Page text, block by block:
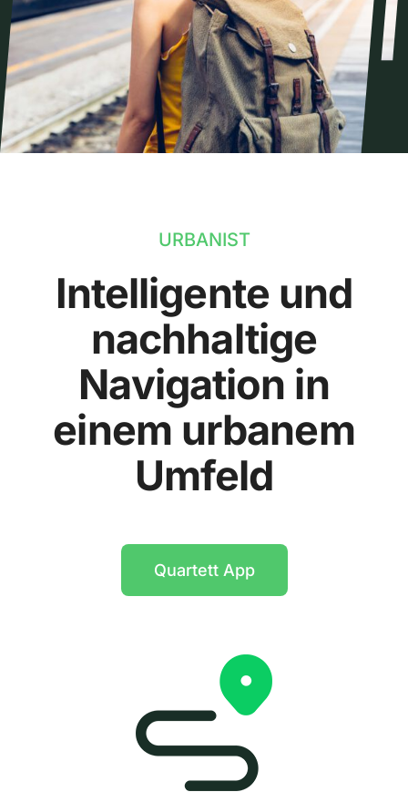
URBANIST
Intelligente und
nachhaltige
Navigation in
einem urbanem
Umfeld
Quartett App